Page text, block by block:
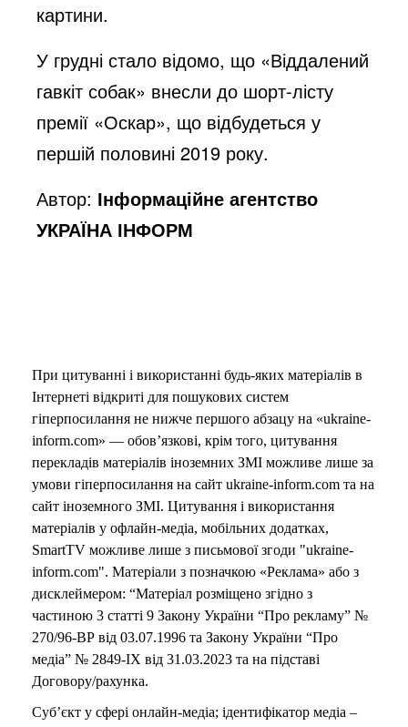
картини.
У грудні стало відомо, що «Віддалений
гавкіт собак» внесли до шорт-лісту
премії «Оскар», що відбудеться у
першій половині 2019 року.
Автор: Інформаційне агентство
УКРАЇНА ІНФОРМ
При цитуванні і використанні будь-яких матеріалів в
Інтернеті відкриті для пошукових систем
гіперпосилання не нижче першого абзацу на «ukraine-
inform.com» — обов’язкові, крім того, цитування
перекладів матеріалів іноземних ЗМІ можливе лише за
умови гіперпосилання на сайт ukraine-inform.com та на
сайт іноземного ЗМІ. Цитування і використання
матеріалів у офлайн-медіа, мобільних додатках,
SmartTV можливе лише з письмової згоди "ukraine-
inform.com". Матеріали з позначкою «Реклама» або з
дисклеймером: “Матеріал розміщено згідно з
частиною 3 статті 9 Закону України “Про рекламу” №
270/96-ВР від 03.07.1996 та Закону України “Про
медіа” № 2849-IX від 31.03.2023 та на підставі
Договору/рахунка.
Суб’єкт у сфері онлайн-медіа; ідентифікатор медіа –